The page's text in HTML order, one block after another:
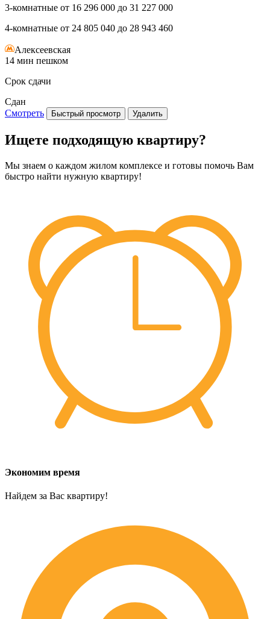
3-комнатные от 16 296 000 до 31 227 000
4-комнатные от 24 805 040 до 28 943 460
Алексеевская
14 мин пешком
Срок сдачи
Сдан
Смотреть
Быстрый просмотр Удалить
Ищете подходящую квартиру?
Мы знаем о каждом жилом комплексе и готовы помочь Вам
быстро найти нужную квартиру!
Экономим время
Найдем за Вас квартиру!